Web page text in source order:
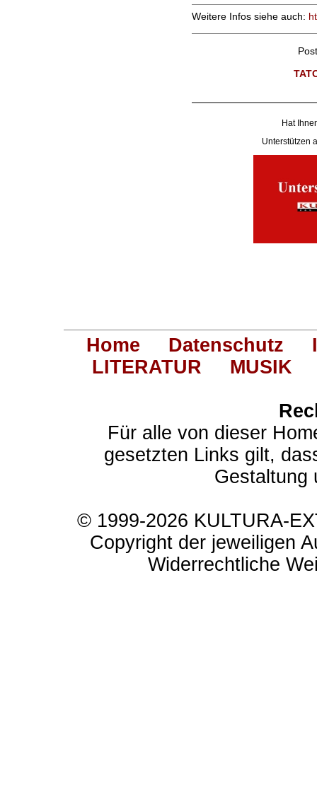
Weitere Infos siehe auch:
Hat
Unterstützen
Home Datenschutz
LITERATUR
MUSIK
Für alle von dieser
gesetzten Links gilt,
Gestaltung
© 1999-2026 KULTURA-
Copyright der jeweiligen
Widerrechtliche